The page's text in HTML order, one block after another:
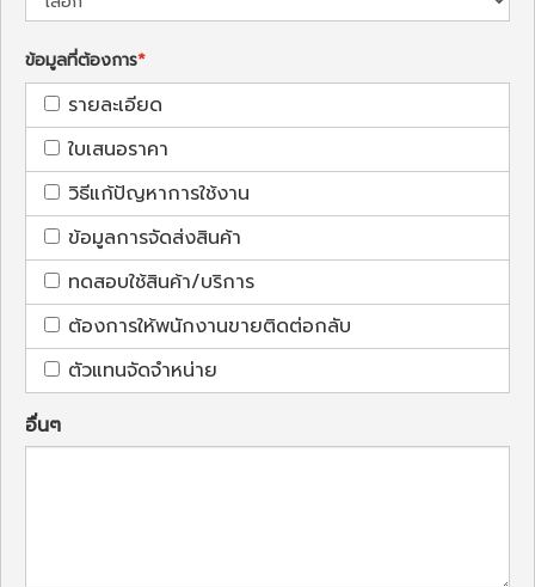
ข้อมูลที่ต้องการ
รายละเอียด
ใบเสนอราคา
วิธีแก้ปัญหาการใช้งาน
ข้อมูลการจัดส่งสินค้า
ทดสอบใช้สินค้า/บริการ
ต้องการให้พนักงานขายติดต่อกลับ
ตัวแทนจัดจำหน่าย
อื่นๆ